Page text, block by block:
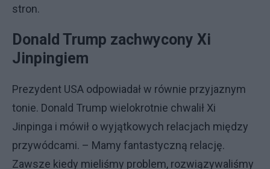
stron.
Donald Trump zachwycony Xi
Jinpingiem
Prezydent USA odpowiadał w równie przyjaznym
tonie. Donald Trump wielokrotnie chwalił Xi
Jinpinga i mówił o wyjątkowych relacjach między
przywódcami. – Mamy fantastyczną relację.
Zawsze kiedy mieliśmy problem, rozwiązywaliśmy